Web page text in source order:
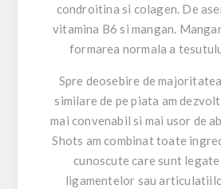
condroitina si colagen. De
vitamina B6 si mangan.
formarea normala a
Spre deosebire de
similare de pe piata am
mai convenabil si mai usor de
Shots am combinat toate
cunoscute care sunt
ligamentelor sau